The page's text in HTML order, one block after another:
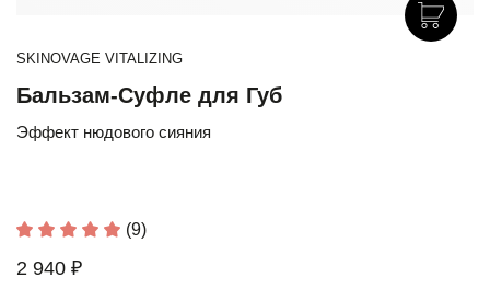
SKINOVAGE VITALIZING
Бальзам-Суфле для Губ
Эффект нюдового сияния
(9)
2 940 ₽